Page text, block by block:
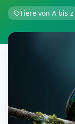
Tiere von A bis z